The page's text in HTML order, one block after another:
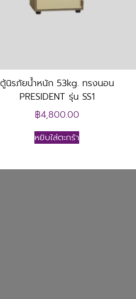
ตู้นิรภัยน้ำหนัก 53kg. ทรงนอน
PRESIDENT รุ่น SS1
฿4,800.00
หยิบใส่ตะกร้า